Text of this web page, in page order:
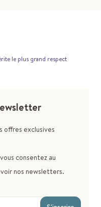
le plus grand respect
offres exclusives
consentez au
nos newsletters.